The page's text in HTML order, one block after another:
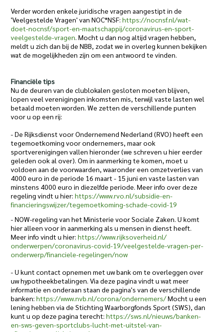
Verder worden enkele juridische vragen aangestipt in de
'Veelgestelde Vragen' van NOC*NSF:https://nocnsf.nl/wat-
doet-nocnsf/sport-en-maatschappij/coronavirus-en-sport-
veelgestelde-vragen. Mocht u dan nog altijd vragen hebben,
meldt u zich dan bij de NBB, zodat we in overleg kunnen bekijken
wat de mogelijkheden zijn om een antwoord te vinden.
Financiële tips
Nu de deuren van de clublokalen gesloten moeten blijven,
lopen veel verenigingen inkomsten mis, terwijl vaste lasten wel
betaald moeten worden. We zetten de verschillende punten
voor u op een rij:
- De Rijksdienst voor Ondernemend Nederland (RVO) heeft een
tegemoetkoming voor ondernemers, maar ook
sportverenigingen vallen hieronder (we schreven u hier eerder
geleden ook al over). Om in aanmerking te komen, moet u
voldoen aan de voorwaarden, waaronder een omzetverlies van
4000 euro in de periode 16 maart - 15 juni en vaste lasten van
minstens 4000 euro in diezelfde periode. Meer info over deze
regeling vindt u hier:https://www.rvo.nl/subsidie-en-
financieringswijzer/tegemoetkoming-schade-covid-19
- NOW-regeling van het Ministerie voor Sociale Zaken. U komt
hier alleen voor in aanmerking als u mensen in dienst heeft.
Meer info vindt u hier:https://www.rijksoverheid.nl/
onderwerpen/coronavirus-covid-19/veelgestelde-vragen-per-
onderwerp/financiele-regelingen/now
- U kunt contact opnemen met uw bank om te overleggen over
uw hypotheekbetalingen. Via deze pagina vindt u wat meer
informatie en onderaan staan de pagina's van de verschillende
banken:https://www.nvb.nl/corona/ondernemers/Mocht u een
lening hebben via de Stichting Waarborgfonds Sport (SWS), dan
kunt u op deze pagina terecht:https://sws.nl/nieuws/banken-
en-sws-geven-sportclubs-lucht-met-uitstel-van-